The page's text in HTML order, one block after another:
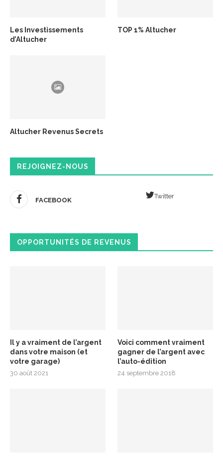
Les Investissements
d’Altucher
TOP 1% Altucher
Altucher Revenus Secrets
REJOIGNEZ-NOUS
FACEBOOK
Twitter
OPPORTUNITÉS DE REVENUS
Il y a vraiment de l’argent
dans votre maison (et
votre garage)
30 août 2021
Voici comment vraiment
gagner de l’argent avec
l’auto-édition
24 septembre 2018